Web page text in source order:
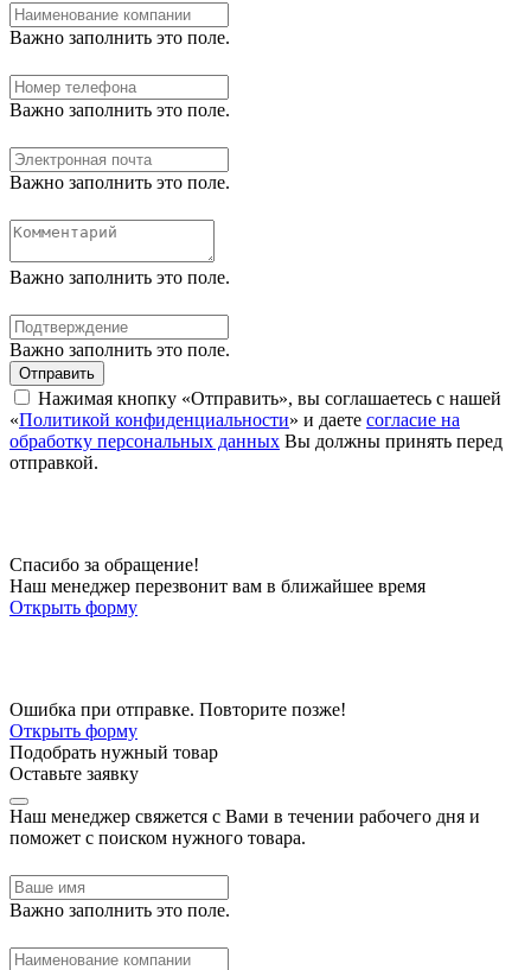
Важно заполнить это поле.
Важно заполнить это поле.
Важно заполнить это поле.
Важно заполнить это поле.
Важно заполнить это поле.
Отправить
Нажимая кнопку «Отправить», вы соглашаетесь с нашей
«Политикой конфиденциальности» и даете согласие на
обработку персональных данных Вы должны принять перед
отправкой.
Спасибо за обращение!
Наш менеджер перезвонит вам в ближайшее время
Открыть форму
Ошибка при отправке. Повторите позже!
Открыть форму
Подобрать нужный товар
Оставьте заявку
Наш менеджер свяжется с Вами в течении рабочего дня и
поможет с поиском нужного товара.
Важно заполнить это поле.